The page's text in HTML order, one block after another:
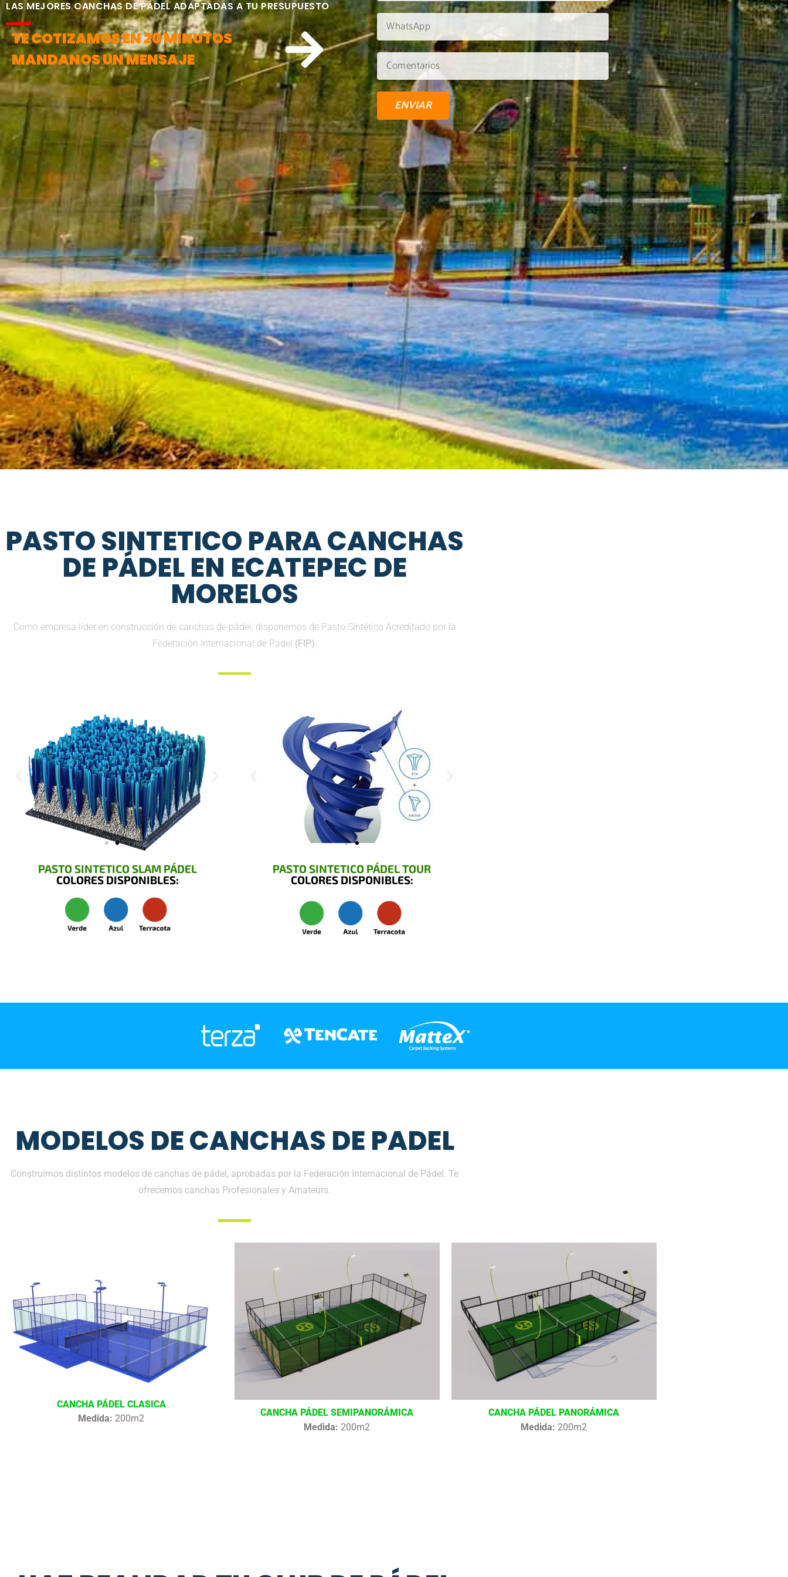
LAS MEJORES CANCHAS DE PÁDEL ADAPTADAS A TU PRESUPUESTO
TE COTIZAMOS EN 20 MINUTOS
MANDANOS UN MENSAJE
ENVIAR
PASTO SINTETICO PARA CANCHAS
DE PÁDEL EN ECATEPEC DE
MORELOS
Como empresa lider en construcción de canchas de pádel, disponemos de Pasto Sintético Acreditado por la
Federación Internacional de Padel (FIP).
PASTO SINTETICO SLAM PÁDEL
COLORES DISPONIBLES:
PASTO SINTETICO PÁDEL TOUR
COLORES DISPONIBLES:
MODELOS DE CANCHAS DE PADEL
Construimos distintos modelos de canchas de pádel, aprobadas por la Federación Internacional de Pádel. Te
ofrecemos canchas Profesionales y Amateurs.
CANCHA PÁDEL CLASICA
Medida: 200m2
CANCHA PÁDEL SEMIPANORÁMICA
Medida: 200m2
CANCHA PÁDEL PANORÁMICA
Medida: 200m2